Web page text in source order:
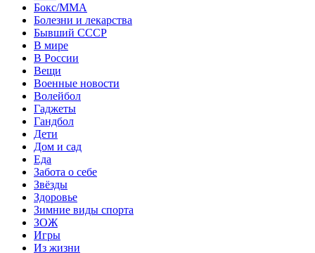
Бокс/MMA
Болезни и лекарства
Бывший СССР
В мире
В России
Вещи
Военные новости
Волейбол
Гаджеты
Гандбол
Дети
Дом и сад
Еда
Забота о себе
Звёзды
Здоровье
Зимние виды спорта
ЗОЖ
Игры
Из жизни